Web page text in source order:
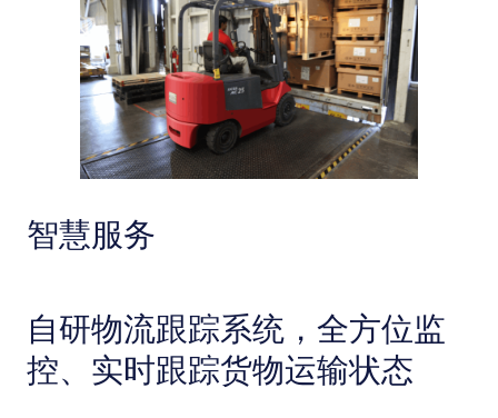
智慧服务
自研物流跟踪系统，全方位监
控、实时跟踪货物运输状态